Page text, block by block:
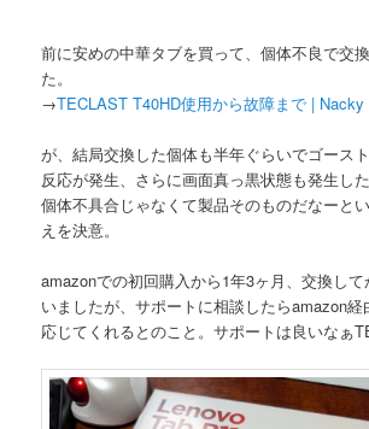
前に安めの中華タブを買って、個体不良で交
た。
→TECLAST T40HD使用から故障まで |
が、結局交換した個体も半年ぐらいでゴース
反応が発生、さらに画面真っ黒状態も発生し
個体不具合じゃなくて製品そのものだなーと
えを決意。
amazonでの初回購入から1年3ヶ月、交換し
いましたが、サポートに相談したらamazon
応じてくれるとのこと。サポートは良いなぁ